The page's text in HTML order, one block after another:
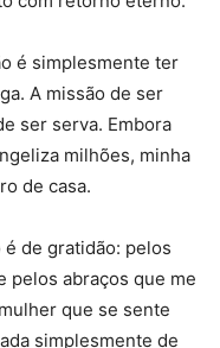
é simplesmente ter
A missão de ser
ser serva. Embora
milhões, minha
de casa.
é de gratidão: pelos
pelos abraços que me
que se sente
simplesmente de